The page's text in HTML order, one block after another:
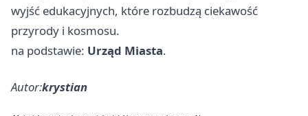
wyjść edukacyjnych, które rozbudzą ciekawość
przyrody i kosmosu.
na podstawie: Urząd Miasta.
Autor:krystian